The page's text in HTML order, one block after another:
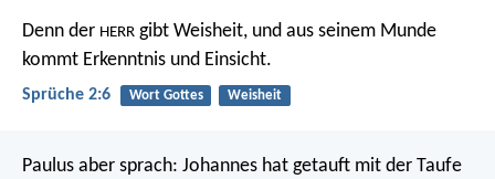
Denn der HERR gibt Weisheit, und aus seinem Munde
kommt Erkenntnis und Einsicht.
Sprüche 2:6 Wort Gottes Weisheit
Paulus aber sprach: Johannes hat getauft mit der Taufe